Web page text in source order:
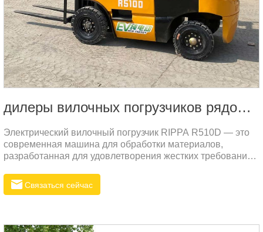
дилеры вилочных погрузчиков рядом со мной
Электрический вилочный погрузчик RIPPA R510D — это
современная машина для обработки материалов,
разработанная для удовлетворения жестких требований
представляет собой идеальное сочетание мощности,
точности и эффективности, предлагая надежное решение
R510D оснащен высокоточным порталом,
Связаться сейчас